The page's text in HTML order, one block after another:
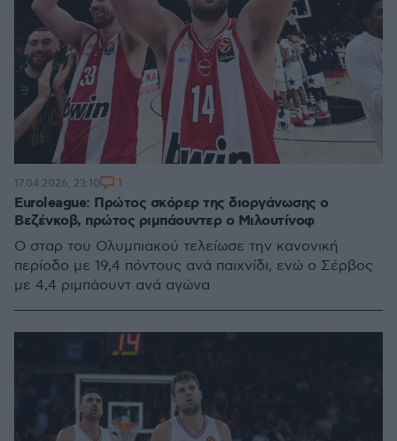
Euroleague: Πρώτος σκόρερ της διοργάνωσης ο
Βεζένκοβ, πρώτος ριμπάουντερ ο Μιλουτίνοφ
Ο σταρ του Ολυμπιακού τελείωσε την κανονική
περίοδο με 19,4 πόντους ανά παιχνίδι, ενώ ο Σέρβος
με 4,4 ριμπάουντ ανά αγώνα
17.04.2026, 23:10 1